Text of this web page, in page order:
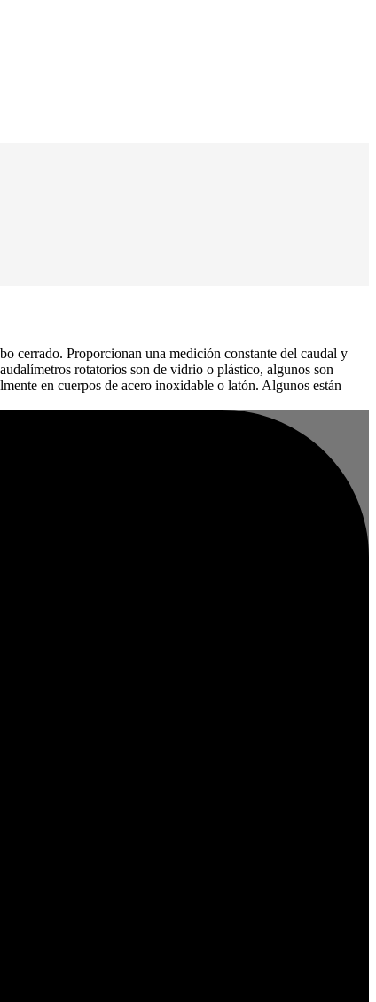
cerrado. Proporcionan una medición constante del caudal y
rotatorios son de vidrio o plástico, algunos son
en cuerpos de acero inoxidable o latón. Algunos están